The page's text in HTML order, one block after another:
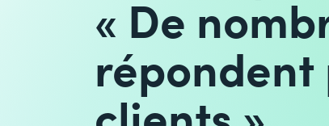
« De
répondent